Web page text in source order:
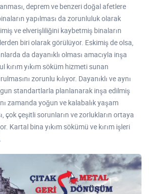
deprem ve benzeri doğal afetlere
yapılması da zorunluluk olarak
ve elverişliliğini kaybetmiş binaların
biri olarak görülüyor. Eskimiş de olsa,
da dayanıklı olması amacıyla inşa
kırım yıkım söküm hizmeti sunan
zorunlu kılıyor. Dayanıklı ve aynı
standartlarla planlanarak inşa edilmiş
zamanda yoğun ve kalabalık yaşam
çok çeşitli sorunların ve zorlukların ortaya
Kartal bina yıkım sökümü ve kırım işleri